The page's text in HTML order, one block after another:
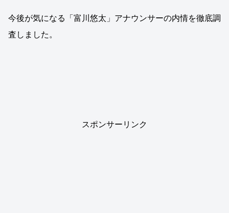
今後が気になる「富川悠太」アナウンサーの内情を徹底調
査しました。
スポンサーリンク